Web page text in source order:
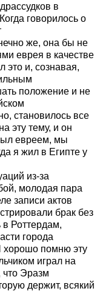
в
говорилось о
же, она бы не
еврея в качестве
это и, сознавая,
положение и не
становилось все
эту тему, и он
евреем, мы
я жил в Египте у
из-за
молодая пара
записи актов
брак без
Роттердам,
города
хорошо помню эту
играл на
что Эразм
держит, всякий